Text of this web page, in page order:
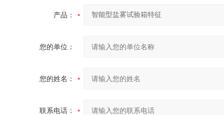
产品：
您的单位：
您的姓名：
联系电话：